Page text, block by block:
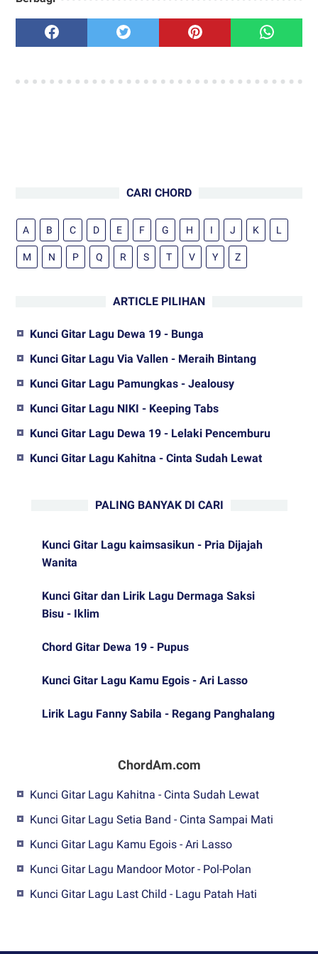
CARI CHORD
A B C D E F G H I J K L
M N P Q R S T V Y Z
ARTICLE PILIHAN
Kunci Gitar Lagu Dewa 19 - Bunga
Kunci Gitar Lagu Via Vallen - Meraih Bintang
Kunci Gitar Lagu Pamungkas - Jealousy
Kunci Gitar Lagu NIKI - Keeping Tabs
Kunci Gitar Lagu Dewa 19 - Lelaki Pencemburu
Kunci Gitar Lagu Kahitna - Cinta Sudah Lewat
PALING BANYAK DI CARI
Kunci Gitar Lagu kaimsasikun - Pria Dijajah
Wanita
Kunci Gitar dan Lirik Lagu Dermaga Saksi
Bisu - Iklim
Chord Gitar Dewa 19 - Pupus
Kunci Gitar Lagu Kamu Egois - Ari Lasso
Lirik Lagu Fanny Sabila - Regang Panghalang
ChordAm.com
Kunci Gitar Lagu Kahitna - Cinta Sudah Lewat
Kunci Gitar Lagu Setia Band - Cinta Sampai Mati
Kunci Gitar Lagu Kamu Egois - Ari Lasso
Kunci Gitar Lagu Mandoor Motor - Pol-Polan
Kunci Gitar Lagu Last Child - Lagu Patah Hati